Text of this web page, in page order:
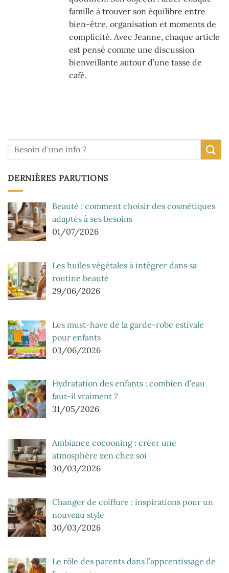
famille à trouver son équilibre entre
bien-être, organisation et moments de
complicité. Avec Jeanne, chaque article
est pensé comme une discussion
bienveillante autour d’une tasse de
café.
DERNIÈRES PARUTIONS
Beauté : comment choisir des cosmétiques
adaptés à ses besoins
01/07/2026
Les huiles végétales à intégrer dans sa
routine beauté
29/06/2026
Les must-have de la garde-robe estivale
pour enfants
03/06/2026
Hydratation des enfants : combien d’eau
faut-il vraiment ?
31/05/2026
Ambiance cocooning : créer une
atmosphère zen chez soi
30/03/2026
Changer de coiffure : inspirations pour un
nouveau style
30/03/2026
Le rôle des parents dans l’apprentissage de